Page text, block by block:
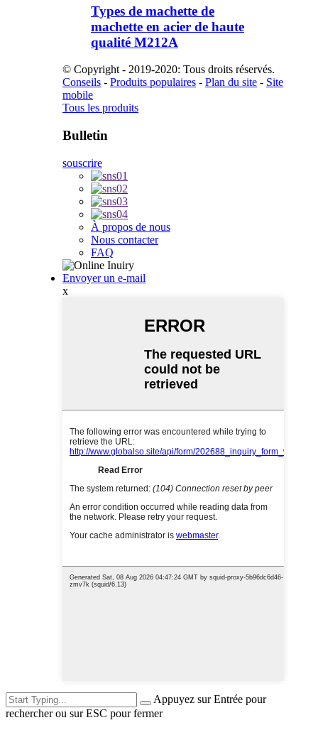
Types de machette de
machette en acier de haute
qualité M212A
© Copyright - 2019-2020: Tous droits réservés.
Conseils - Produits populaires - Plan du site - Site
mobile
Tous les produits
Bulletin
souscrire
À propos de nous
Nous contacter
FAQ
Envoyer un e-mail
x
Appuyez sur Entrée pour
rechercher ou sur ESC pour fermer